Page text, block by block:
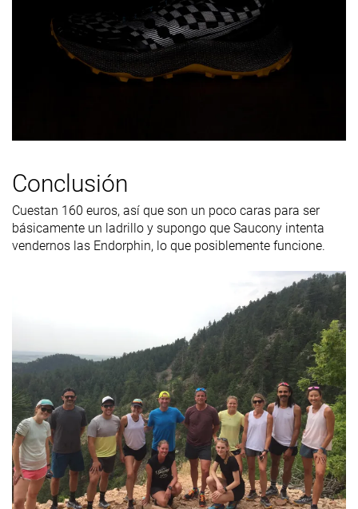
Conclusión
Cuestan 160 euros, así que son un poco caras para ser
básicamente un ladrillo y supongo que Saucony intenta
vendernos las Endorphin, lo que posiblemente funcione.